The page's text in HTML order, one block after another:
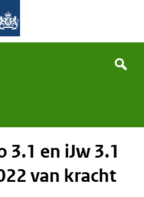
the
Search
3.1 en iJw 3.1
van kracht